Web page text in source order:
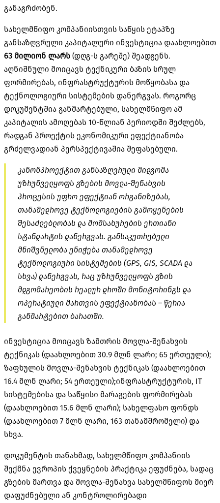
განაგრძობენ.
სახელმწიფო კომპანიისთვის საწყის ეტაპზე
განსაზღვრული კაპიტალური ინვესტიცია დაახლოებით
63 მილიონ ლარს (დღგ-ს გარეშე) შეადგენს.
აღნიშნული მოიცავს ტექნიკური ბაზის სრულ
ფორმირებას, ინფრასტრუქტურის მოწყობასა და
ტექნოლოგიური სისტემების დანერგვას. როგორც
დოკუმენტშია განმარტებული, სახელმწიფო ამ
კაპიტალის ამოღებას 10-წლიან პერიოდში შეძლებს,
რადგან პროექტის ეკონომიკური ეფექტიანობა
გრძელვადიან პერსპექტივაშია შეფასებული.
კანონპროექტით განსაზღვრული მიდგომა
უზრუნველყოფს გზების მოვლა-შენახვის
პროცესის უფრო ეფექტიან ორგანიზებას,
თანამედროვე ტექნოლოგიების გამოყენების
შესაძლებლობას და მომსახურების ერთიანი
სტანდარტის დანერგვას. განსაკუთრებული
მნიშვნელობა ენიჭება თანამედროვე
ტექნოლოგიური სისტემების (GPS, GIS, SCADA და
სხვა) დანერგვას, რაც უზრუნველყოფს გზის
მდგომარეობის რეალურ დროში მონიტორინგს და
ოპერატიული მართვის ეფექტიანობას – წერია
განმარტებით ბარათში.
ინვესტიცია მოიცავს ზამთრის მოვლა-შენახვის
ტექნიკას (დაახლოებით 30.9 მლნ ლარი; 65 ერთეული);
ზაფხულის მოვლა-შენახვის ტექნიკას (დაახლოებით
16.4 მლნ ლარი; 54 ერთეული);ინფრასტრუქტურის, IT
სისტემებისა და საწყისი მარაგების ფორმირებას
(დაახლოებით 15.6 მლნ ლარი); სახელფასო ფონდს
(დაახლოებით 7 მლნ ლარი, 163 თანამშრომელი) და
სხვა.
დოკუმენტის თანახმად, სახელმწიფო კომპანიის
შექმნა ევროპის ქვეყნების პრაქტიკა ეფუძნება, სადაც
გზების მართვა და მოვლა-შენახვა სახელმწიფოს მიერ
დაფუძნებული ან კონტროლირებადი